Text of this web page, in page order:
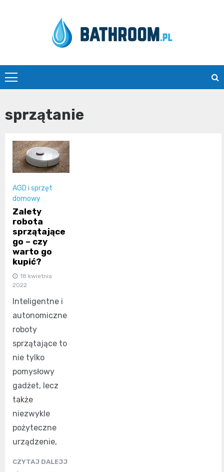
Bathroom.pl
sprzątanie
AGD i sprzęt
domowy
Zalety
robota
sprzątające
go – czy
warto go
kupić?
18 kwietnia
2022
Inteligentne i
autonomiczne
roboty
sprzątające to
nie tylko
pomysłowy
gadżet, lecz
także
niezwykle
pożyteczne
urządzenie,
CZYTAJ DALEJJ